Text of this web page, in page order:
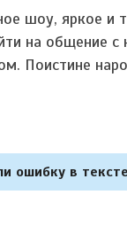
шоу, яркое
на общение
Поистине
ошибку в